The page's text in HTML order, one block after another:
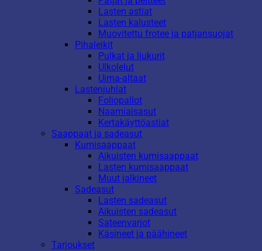
Lasten astiat
Lasten kalusteet
Muovitettu frotee ja patjansuojat
Pihaleikit
Pulkat ja liukurit
Ulkolelut
Uima-altaat
Lastenjuhlat
Foliopallot
Naamiaisasut
Kertakäyttöastiat
Saappaat ja sadeasut
Kumisaappaat
Aikuisten kumisaappaat
Lasten kumisaappaat
Muut jalkineet
Sadeasut
Lasten sadeasut
Aikuisten sadeasut
Sateenvarjot
Käsineet ja päähineet
Tarjoukset